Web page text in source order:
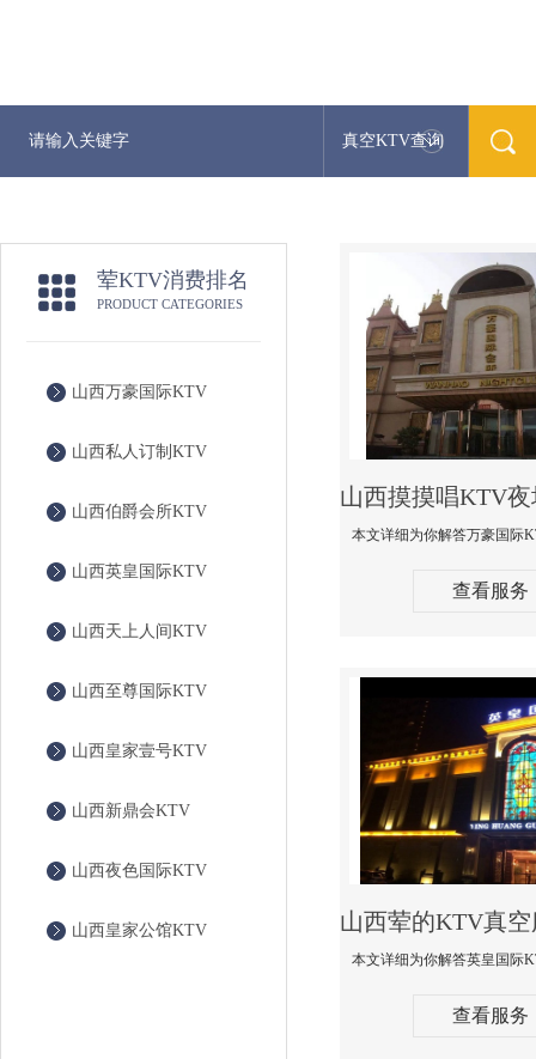
真空KTV查询
荤KTV消费排名
PRODUCT CATEGORIES
山西万豪国际KTV
山西私人订制KTV
山西伯爵会所KTV
山西英皇国际KTV
山西天上人间KTV
山西至尊国际KTV
山西皇家壹号KTV
山西新鼎会KTV
山西夜色国际KTV
山西皇家公馆KTV
查看服务
查看服务